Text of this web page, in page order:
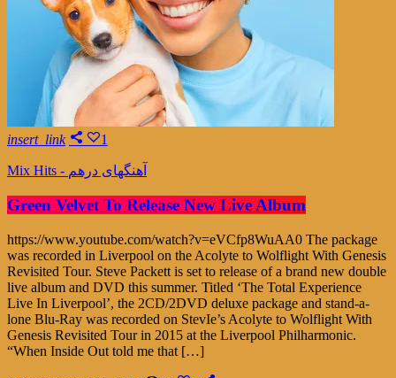
insert_link 1
Mix Hits - آهنگهای درهم
Green Velvet To Release New Live Album
https://www.youtube.com/watch?v=eVCfp8WuAA0 The package
was recorded in Liverpool on the Acolyte to Wolflight With Genesis
Revisited Tour. Steve Packett is set to release of a brand new double
live album and DVD this summer. Titled ‘The Total Experience
Live In Liverpool’, the 2CD/2DVD deluxe package and stand-a-
lone Blu-Ray was recorded on StevIe’s Acolyte to Wolflight With
Genesis Revisited Tour in 2015 at the Liverpool Philharmonic.
“When Inside Out told me that […]